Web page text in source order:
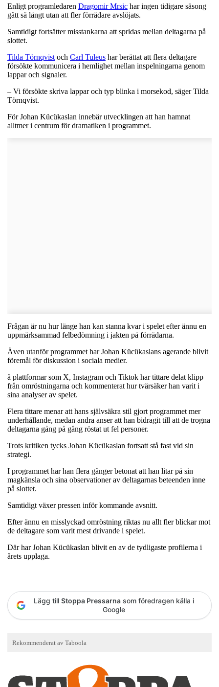
Enligt programledaren Dragomir Mrsic har ingen tidigare säsong
gått så långt utan att fler förrädare avslöjats.
Samtidigt fortsätter misstankarna att spridas mellan deltagarna på
slottet.
Tilda Törnqvist och Carl Tuleus har berättat att flera deltagare
försökte kommunicera i hemlighet mellan inspelningarna genom
lappar och signaler.
– Vi försökte skriva lappar och typ blinka i morsekod, säger Tilda
Törnqvist.
För Johan Kücükaslan innebär utvecklingen att han hamnat
alltmer i centrum för dramatiken i programmet.
Frågan är nu hur länge han kan stanna kvar i spelet efter ännu en
uppmärksammad felbedömning i jakten på förrädarna.
Även utanför programmet har Johan Kücükaslans agerande blivit
föremål för diskussion i sociala medier.
å plattformar som X, Instagram och Tiktok har tittare delat klipp
från omröstningarna och kommenterat hur tvärsäker han varit i
sina analyser av spelet.
Flera tittare menar att hans självsäkra stil gjort programmet mer
underhållande, medan andra anser att han bidragit till att de trogna
deltagarna gång på gång röstat ut fel personer.
Trots kritiken tycks Johan Kücükaslan fortsatt stå fast vid sin
strategi.
I programmet har han flera gånger betonat att han litar på sin
magkänsla och sina observationer av deltagarnas beteenden inne
på slottet.
Samtidigt växer pressen inför kommande avsnitt.
Efter ännu en misslyckad omröstning riktas nu allt fler blickar mot
de deltagare som varit mest drivande i spelet.
Där har Johan Kücükaslan blivit en av de tydligaste profilerna i
årets upplaga.
Lägg till Stoppa Pressarna som föredragen källa i
Google